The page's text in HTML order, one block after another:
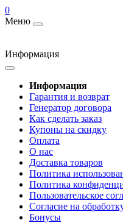
0
Меню
Информация
Информация
Гарантия и возврат
Генератор договора
Как сделать заказ
Купоны на скидку
Оплата
О нас
Доставка товаров
Политика
Политика
Пользовательское
Согласие на
Бонусы